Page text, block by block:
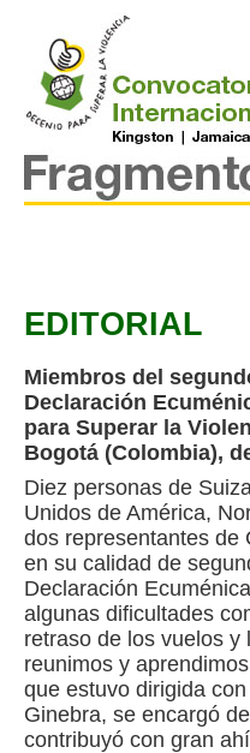
EDITORIAL
Miembros del
Declaración
para Superar la
Bogotá (Colombia),
Diez personas de
Unidos de América,
dos representantes de
en su calidad de
Declaración
algunas dificultades
retraso de los vuelos
reunimos y
que estuvo dirigida
Ginebra, se encargó
contribuyó con gran